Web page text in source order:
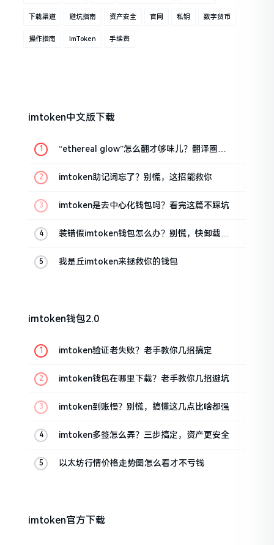
下载渠道 避坑指南 资产安全 官网 私钥 数字货币
操作指南 ImToken 手续费
imtoken中文版下载
“ethereal glow”怎么翻才够味儿？翻译圈老
imtoken助记词忘了？别慌，这招能救你
imtoken是去中心化钱包吗？看完这篇不踩坑
装错假imtoken钱包怎么办？别慌，快卸载，
我是丘imtoken来拯救你的钱包
imtoken钱包2.0
imtoken验证老失败？老手教你几招搞定
imtoken钱包在哪里下载？老手教你几招避坑
imtoken到账慢？别慌，搞懂这几点比啥都强
imtoken多签怎么弄？三步搞定，资产更安全
以太坊行情价格走势图怎么看才不亏钱
imtoken官方下载